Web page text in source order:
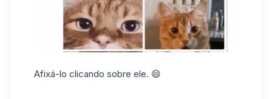
Afixá-lo clicando sobre ele. 😄